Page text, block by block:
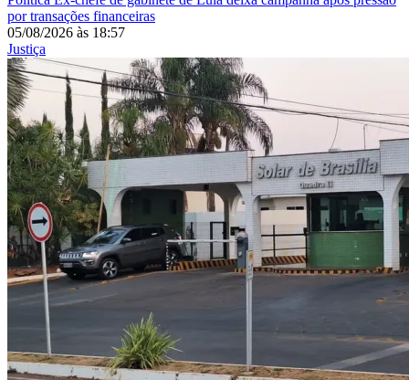
por transações financeiras
05/08/2026 às 18:57
Justiça